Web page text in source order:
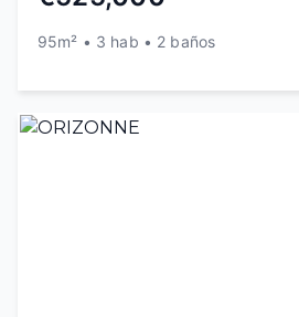
95m² • 3 hab • 2 baños